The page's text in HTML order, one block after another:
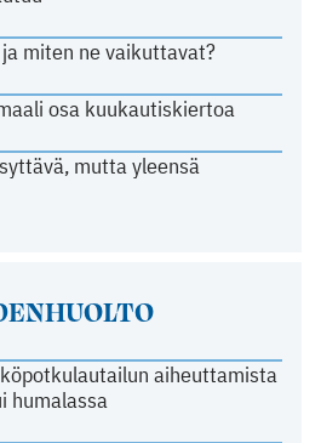
miten ne vaikuttavat?
osa kuukautiskiertoa
mutta yleensä
aiheuttamista
humalassa